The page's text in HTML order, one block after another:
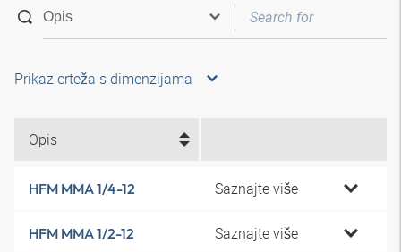
Prikaz crteža s dimenzijama
Opis
HFM MMA 1/4-12 Saznajte više
HFM MMA 1/2-12 Saznajte više